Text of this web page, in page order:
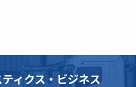
ィクス・ビジネス